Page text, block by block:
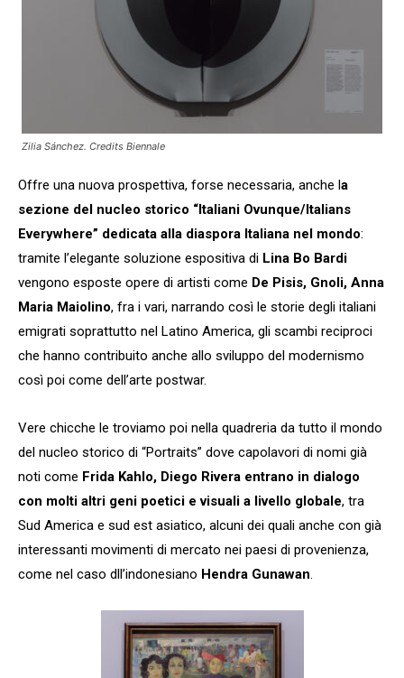
Zilia Sánchez. Credits Biennale
Offre una nuova prospettiva, forse necessaria, anche la
sezione del nucleo storico “Italiani Ovunque/Italians
Everywhere” dedicata alla diaspora Italiana nel mondo:
tramite l’elegante soluzione espositiva di Lina Bo Bardi
vengono esposte opere di artisti come De Pisis, Gnoli, Anna
Maria Maiolino, fra i vari, narrando così le storie degli italiani
emigrati soprattutto nel Latino America, gli scambi reciproci
che hanno contribuito anche allo sviluppo del modernismo
così poi come dell’arte postwar.
Vere chicche le troviamo poi nella quadreria da tutto il mondo
del nucleo storico di “Portraits” dove capolavori di nomi già
noti come Frida Kahlo, Diego Rivera entrano in dialogo
con molti altri geni poetici e visuali a livello globale, tra
Sud America e sud est asiatico, alcuni dei quali anche con già
interessanti movimenti di mercato nei paesi di provenienza,
come nel caso dll’indonesiano Hendra Gunawan